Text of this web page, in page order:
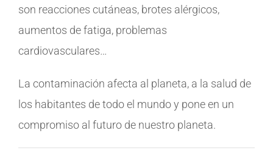
son reacciones cutáneas, brotes alérgicos,
aumentos de fatiga, problemas
cardiovasculares…
La contaminación afecta al planeta, a la salud de
los habitantes de todo el mundo y pone en un
compromiso al futuro de nuestro planeta.